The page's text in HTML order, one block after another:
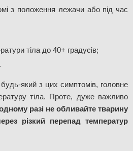
з положення лежачи або під час
тіла до 40+ градусів;
який з цих симптомів, головне
тіла. Проте, дуже важливо
разі не обливайте тварину
різкий перепад температур